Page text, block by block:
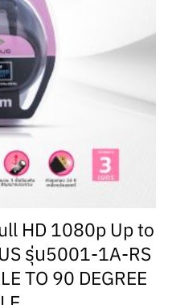
HD 1080p Up to
รุ่น5001-1A-RS
TO 90 DEGREE